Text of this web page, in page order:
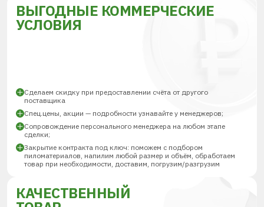
ВЫГОДНЫЕ КОММЕРЧЕСКИЕ
УСЛОВИЯ
Сделаем скидку при предоставлении счёта от другого
поставщика
Спец.цены, акции — подробности узнавайте у менеджеров;
Сопровождение персонального менеджера на любом этапе
сделки;
Закрытие контракта под ключ: поможем с подбором
пиломатериалов, напилим любой размер и объём, обработаем
товар при необходимости, доставим, погрузим/разгрузим
КАЧЕСТВЕННЫЙ